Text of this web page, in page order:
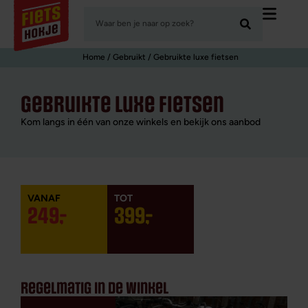
Home / Gebruikt / Gebruikte luxe fietsen
gebruikte luxe fietsen
Kom langs in één van onze winkels en bekijk ons aanbod
249,
- 399,
-
regelmatig in de winkel